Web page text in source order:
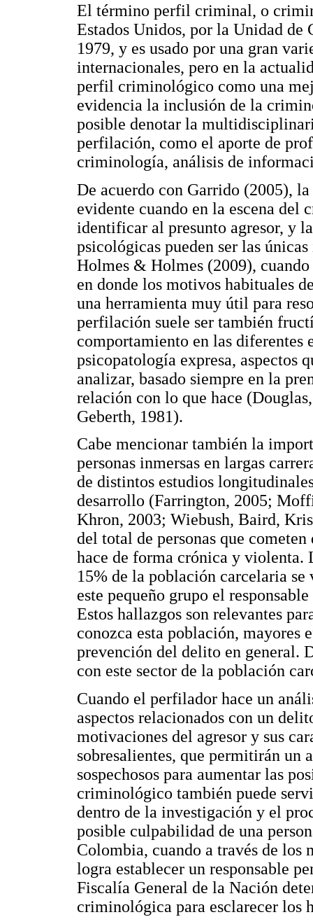
El término perfil criminal, o
Estados Unidos, por la Unidad
1979, y es usado por una gran
internacionales, pero en la
perfil criminológico como una
evidencia la inclusión de la
posible denotar la
perfilación, como el aporte de
criminología, análisis de
De acuerdo con Garrido (2005),
evidente cuando en la escena
identificar al presunto agresor, y
psicológicas pueden ser las
Holmes & Holmes (2009),
en donde los motivos habituales
una herramienta muy útil para
perfilación suele ser también
comportamiento en las diferentes
psicopatología expresa, aspectos
analizar, basado siempre en la
relación con lo que hace
Geberth, 1981).
Cabe mencionar también la
personas inmersas en largas
de distintos estudios
desarrollo (Farrington, 2005;
Khron, 2003; Wiebush, Baird,
del total de personas que
hace de forma crónica y
15% de la población carcelaria
este pequeño grupo el
Estos hallazgos son relevantes
conozca esta población, mayores
prevención del delito en general.
con este sector de la población
Cuando el perfilador hace un
aspectos relacionados con un
motivaciones del agresor y sus
sobresalientes, que permitirán un
sospechosos para aumentar las
criminológico también puede
dentro de la investigación y el
posible culpabilidad de una
Colombia, cuando a través de los
logra establecer un responsable
Fiscalía General de la Nación
criminológica para esclarecer los